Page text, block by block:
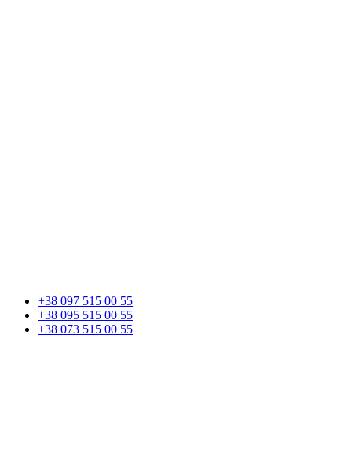
+38 097 515 00 55
+38 095 515 00 55
+38 073 515 00 55